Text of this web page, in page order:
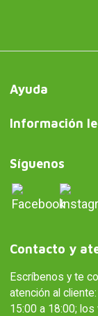
Ayuda
Información
Síguenos
Contacto y
Escríbenos y te
atención al
15:00 a 18:00;